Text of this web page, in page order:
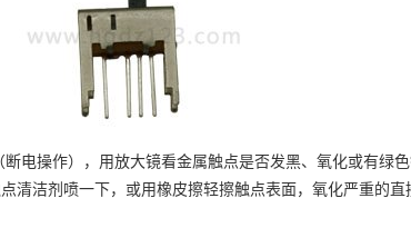
电操作），用放大镜看金属触点是否发黑、氧化或有绿
清洁剂喷一下，或用橡皮擦轻擦触点表面，氧化严重的